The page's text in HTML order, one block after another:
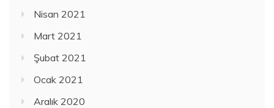
Nisan 2021
Mart 2021
Şubat 2021
Ocak 2021
Aralık 2020